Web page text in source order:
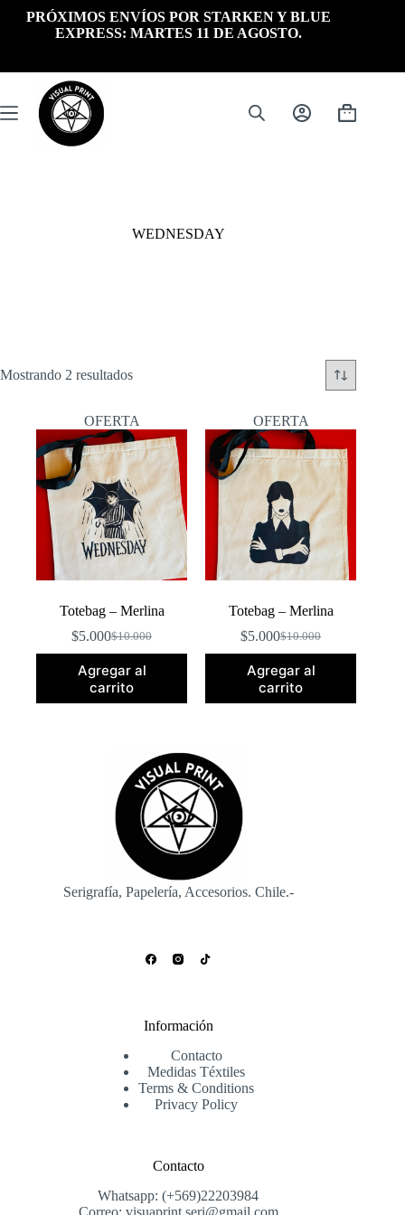
PRÓXIMOS ENVÍOS POR STARKEN Y BLUE
EXPRESS: MARTES 11 DE AGOSTO.
Carrito
WEDNESDAY
Mostrando 2 resultadosOrdenado
OFERTA
Totebag – Merlina
$10.000
El
original
era:
$10.000.
$5.000El
actual
es:
$5.000.
Agregar al
carrito
OFERTA
Totebag – Merlina
$10.000
El
original
era:
$10.000.
$5.000El
actual
es:
$5.000.
Agregar al
carrito
Serigrafía, Papelería, Accesorios. Chile.-
Información
Contacto
Medidas Téxtiles
Terms & Conditions
Privacy Policy
Contacto
Whatsapp: (+569)22203984
Correo: visuaprint.seri@gmail.com